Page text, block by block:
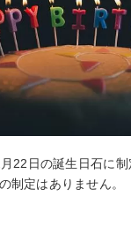
22日の誕生日石に
制定はありません。